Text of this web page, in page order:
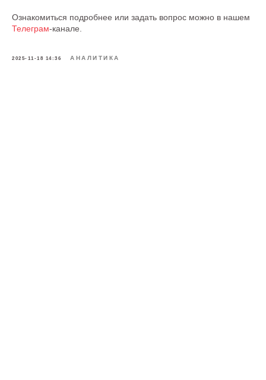
Ознакомиться подробнее или задать вопрос можно в нашем
Телеграм-канале.
2025-11-18 14:36 АНАЛИТИКА